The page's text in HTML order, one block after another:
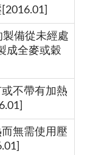
製備從未經處
成全麥或穀
不帶有加熱
無需使用壓